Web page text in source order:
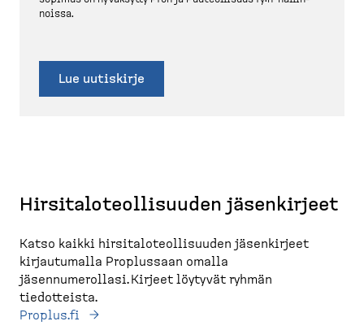
noissa.
Lue uutiskirje
Hirsitaloteollisuuden jäsenkirjeet
Katso kaikki hirsitaloteollisuuden jäsenkirjeet
kirjautumalla Proplussaan omalla
jäsennumerollasi. Kirjeet löytyvät ryhmän
tiedotteista.
Proplus.fi